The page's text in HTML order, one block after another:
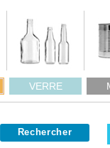
VERRE